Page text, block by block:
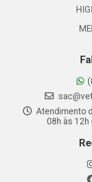
Atendimento
08h às 12h